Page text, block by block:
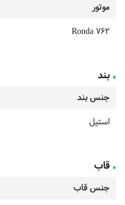
موتور
Ronda 762
بند
جنس بند
استیل
قاب
جنس قاب